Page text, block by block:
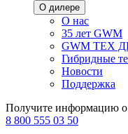
О дилере
О нас
35 лет GWM
GWM ТЕХ
Гибридные
Новости
Поддержка
Получите информацию
8 800 555 03 50